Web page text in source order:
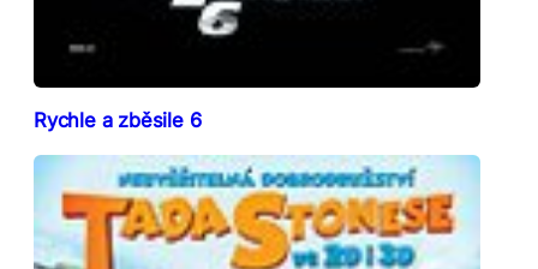
Rychle a zběsile 6